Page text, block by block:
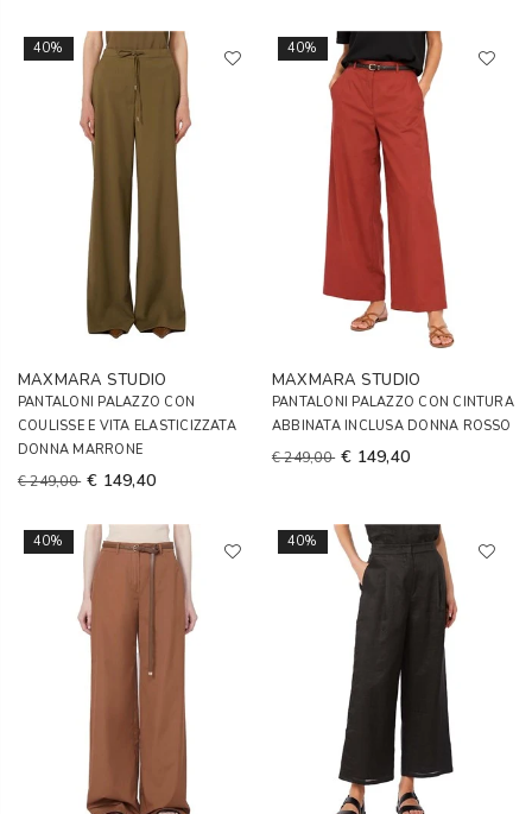
40%
MAXMARA STUDIO
PANTALONI PALAZZO CON
COULISSE E VITA ELASTICIZZATA
DONNA MARRONE
€ 249,00 € 149,40
40%
MAXMARA STUDIO
PANTALONI PALAZZO CON CINTURA
ABBINATA INCLUSA DONNA ROSSO
€ 249,00 € 149,40
40% 40%